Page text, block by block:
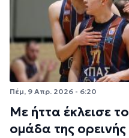
Πέμ, 9 Απρ. 2026 - 6:20
Με ήττα έκλεισε
ομάδα της